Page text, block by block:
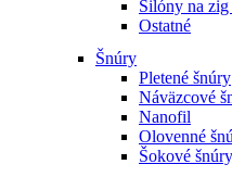
Silóny na
Ostatné
Šnúry
Pletené šnúry
Náväzcové
Nanofil
Olovenné
Šokové